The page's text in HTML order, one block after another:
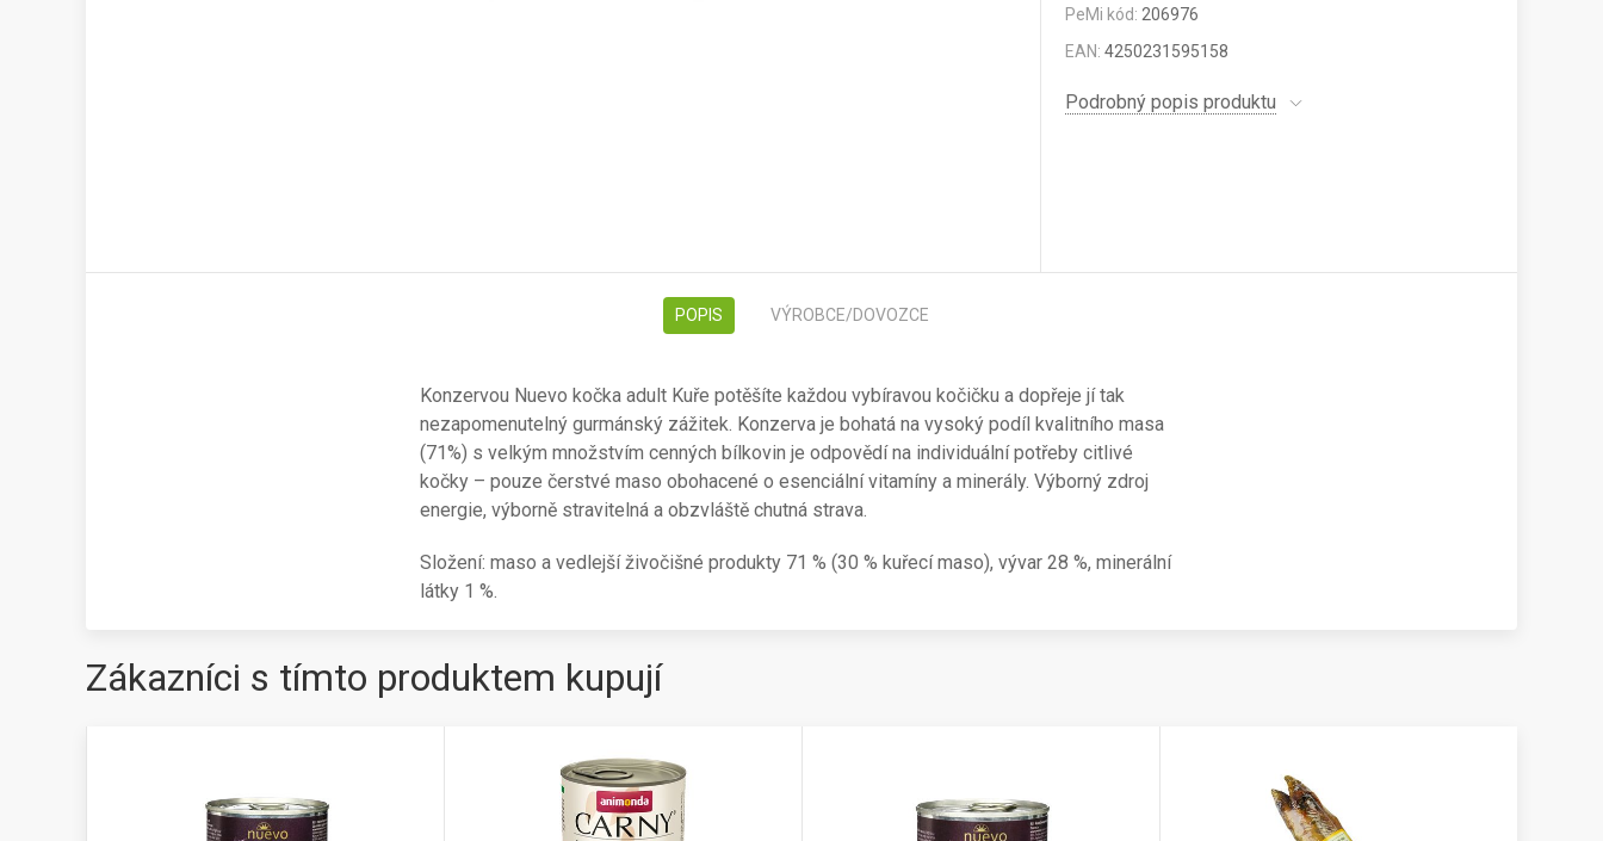
PeMi kód: 206976
EAN:4250231595158
Podrobný popis produktu
POPIS VÝROBCE/DOVOZCE
Konzervou Nuevo kočka adult Kuře potěšíte každou vybíravou kočičku a dopřeje jí tak
nezapomenutelný gurmánský zážitek. Konzerva je bohatá na vysoký podíl kvalitního masa
(71%) s velkým množstvím cenných bílkovin je odpovědí na individuální potřeby citlivé
kočky – pouze čerstvé maso obohacené o esenciální vitamíny a minerály. Výborný zdroj
energie, výborně stravitelná a obzvláště chutná strava.
Složení: maso a vedlejší živočišné produkty 71 % (30 % kuřecí maso), vývar 28 %, minerální
látky 1 %.
Zákazníci s tímto produktem kupují